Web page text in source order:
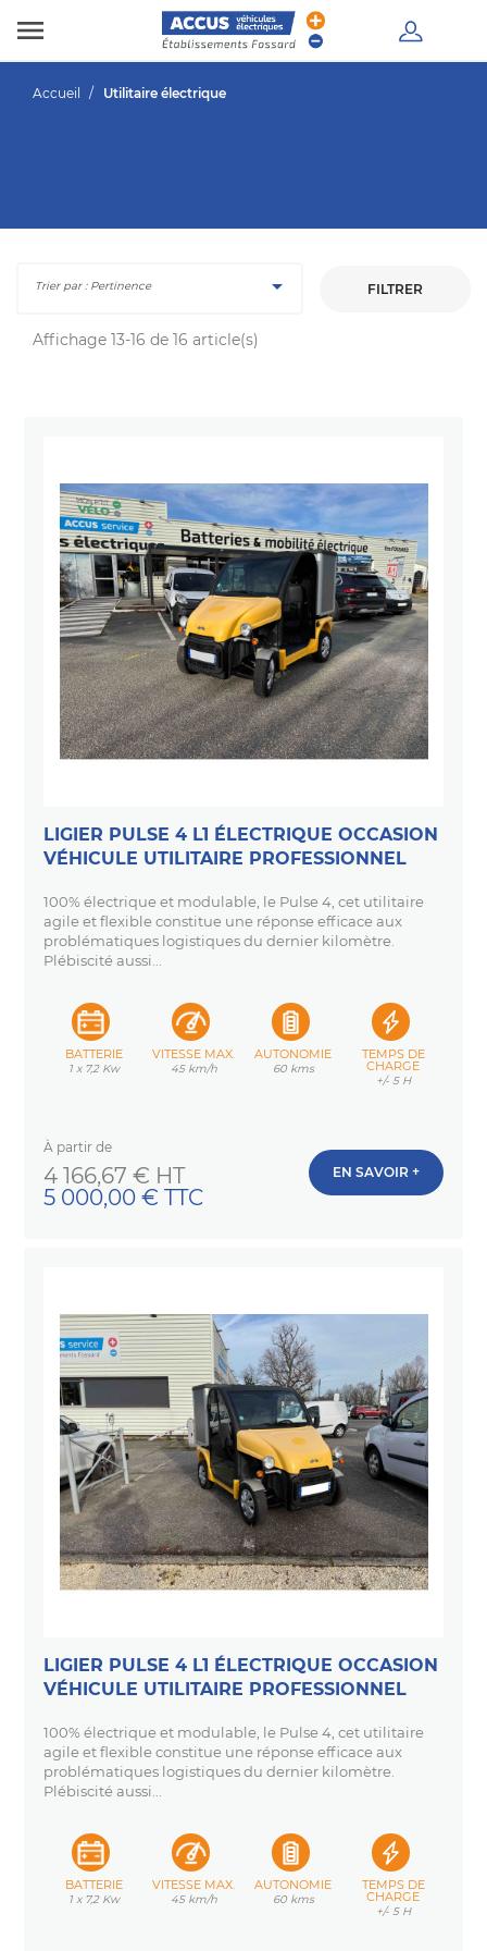

Accueil Utilitaire électrique
Trier par : Pertinence  FILTRER
Affichage 13-16 de 16 article(s)
LIGIER PULSE 4 L1 ÉLECTRIQUE OCCASION
VÉHICULE UTILITAIRE PROFESSIONNEL
100% électrique et modulable, le Pulse 4, cet utilitaire
agile et flexible constitue une réponse efficace aux
problématiques logistiques du dernier kilomètre.
Plébiscité aussi...
BATTERIE
1 x 7,2 Kw
VITESSE MAX.
45 km/h
AUTONOMIE
60 kms
TEMPS DE
CHARGE
+/- 5 H
À partir de
Prix
4 166,67 € HT
5 000,00 € TTC
EN SAVOIR +
LIGIER PULSE 4 L1 ÉLECTRIQUE OCCASION
VÉHICULE UTILITAIRE PROFESSIONNEL
100% électrique et modulable, le Pulse 4, cet utilitaire
agile et flexible constitue une réponse efficace aux
problématiques logistiques du dernier kilomètre.
Plébiscité aussi...
BATTERIE
1 x 7,2 Kw
VITESSE MAX.
45 km/h
AUTONOMIE
60 kms
TEMPS DE
CHARGE
+/- 5 H